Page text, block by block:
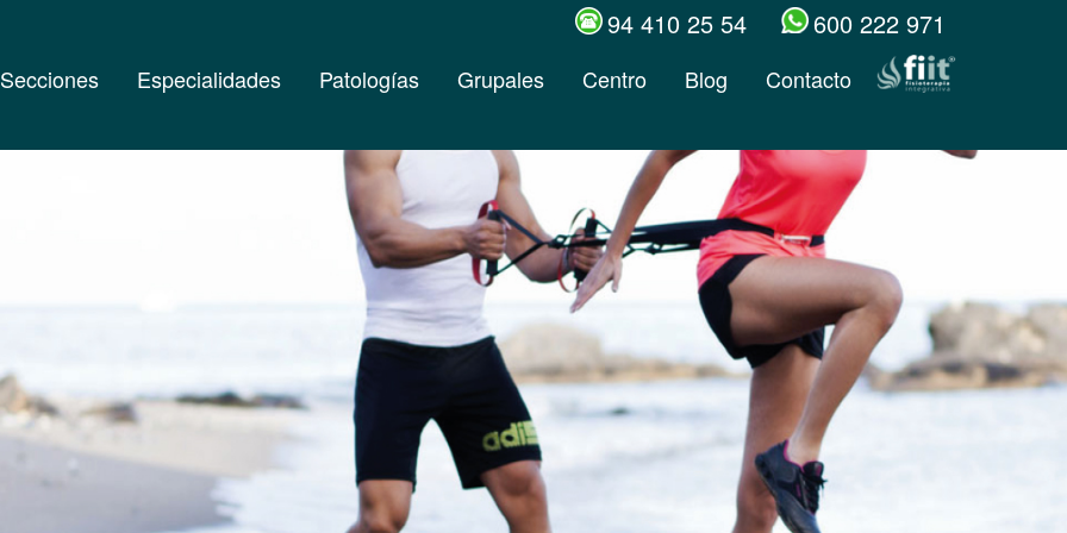
94 410 25 54 600 222 971
Secciones Especialidades Patologías Grupales Centro Blog Contacto